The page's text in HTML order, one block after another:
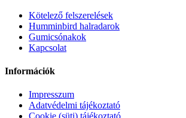
Kötelező felszerelések
Humminbird halradarok
Gumicsónakok
Kapcsolat
Információk
Impresszum
Adatvédelmi tájékoztató